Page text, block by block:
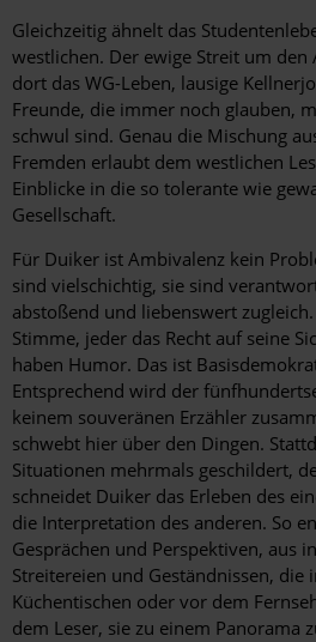
Gleichzeitig ähnelt das
westlichen. Der ewige Streit um
dort das WG-Leben, lausige
Freunde, die immer noch glauben,
schwul sind. Genau die Mischung
Fremden erlaubt dem westlichen
Einblicke in die so tolerante wie
Gesellschaft.
Für Duiker ist Ambivalenz kein
sind vielschichtig, sie sind
abstoßend und liebenswert
Stimme, jeder das Recht auf seine
haben Humor. Das ist
Entsprechend wird der
keinem souveränen Erzähler
schwebt hier über den Dingen.
Situationen mehrmals geschildert,
schneidet Duiker das Erleben des
die Interpretation des anderen. So
Gesprächen und Perspektiven, aus
Streitereien und Geständnissen, die
Küchentischen oder vor dem
dem Leser, sie zu einem Panorama